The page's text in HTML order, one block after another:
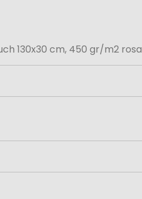
130x30 cm, 450 gr/m2 rosa